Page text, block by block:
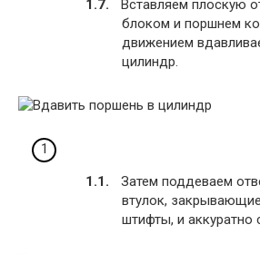
Вставляем плоскую
блоком и поршнем
движением
цилиндр.
Затем поддеваем
втулок,
штифты, и